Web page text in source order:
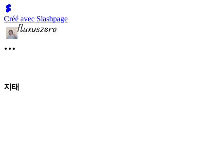
Créé avec Slashpage
지태